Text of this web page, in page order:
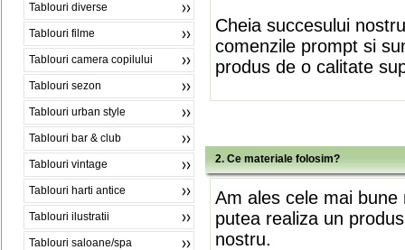
Tablouri diverse
Tablouri filme
Tablouri camera copilului
Tablouri sezon
Tablouri urban style
Tablouri bar & club
Tablouri vintage
Tablouri harti antice
Tablouri ilustratii
Tablouri saloane/spa
Cheia succesului
comenzile prompt si
produs de o calitate
2. Ce materiale folosim?
Am ales cele mai
putea realiza un
nostru.